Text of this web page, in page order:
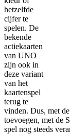
hetzelfde
cijfer te
spelen. De
bekende
actiekaarten
van UNO
zijn ook in
deze variant
van het
kaartenspel
terug te
vinden. Dus, met
toevoegen, met de
spel nog steeds